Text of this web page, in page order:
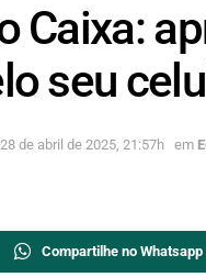
Caixa:
seu
28 de abril de 2025, 21:57h em
Compartilhe no Whatsapp